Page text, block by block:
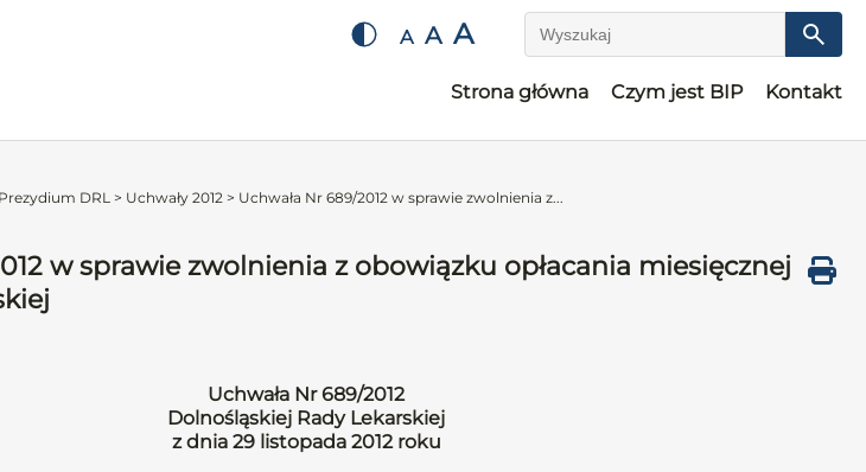
A A A Wyszukaj
Strona główna Czym jest BIP Kontakt
DRL > Uchwały 2012 > Uchwała Nr 689/2012 w sprawie zwolnienia z...
w sprawie zwolnienia z obowiązku opłacania miesięcznej
Uchwała Nr 689/2012
Dolnośląskiej Rady Lekarskiej
z dnia 29 listopada 2012 roku